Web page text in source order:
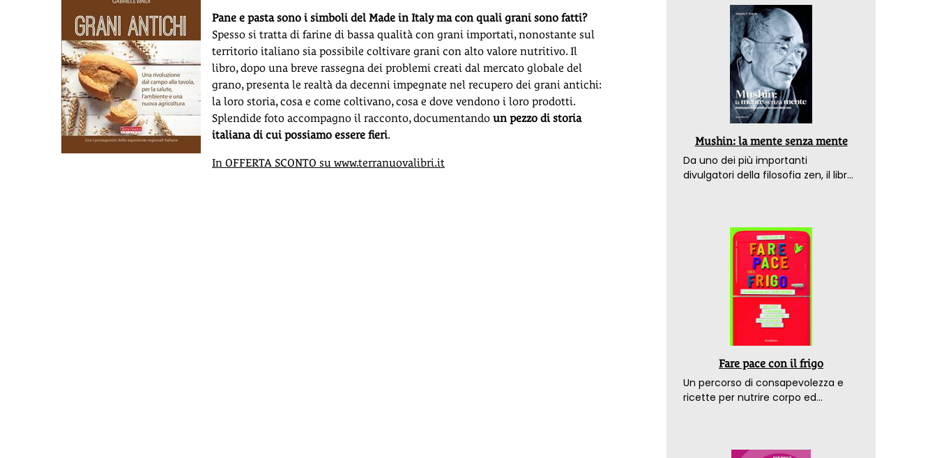
Pane e pasta sono i simboli del Made in Italy ma con quali grani sono fatti?
Spesso si tratta di farine di bassa qualità con grani importati, nonostante sul
territorio italiano sia possibile coltivare grani con alto valore nutritivo. Il
libro, dopo una breve rassegna dei problemi creati dal mercato globale del
grano, presenta le realtà da decenni impegnate nel recupero dei grani antichi:
la loro storia, cosa e come coltivano, cosa e dove vendono i loro prodotti.
Splendide foto accompagno il racconto, documentando un pezzo di storia
italiana di cui possiamo essere fieri.
In OFFERTA SCONTO su www.terranuovalibri.it
Mushin: la mente senza mente
Da uno dei più importanti
divulgatori della filosofia zen, il libro
Fare pace con il frigo
Un percorso di consapevolezza e
ricette per nutrire corpo ed